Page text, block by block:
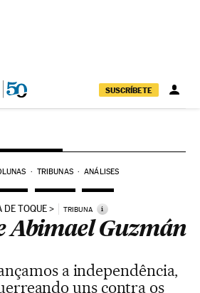
SUSCRÍBETE
TRIBUNAS ANÁLISES
DE TOQUE TRIBUNA i
Abimael Guzmán
a independência,
uns contra os